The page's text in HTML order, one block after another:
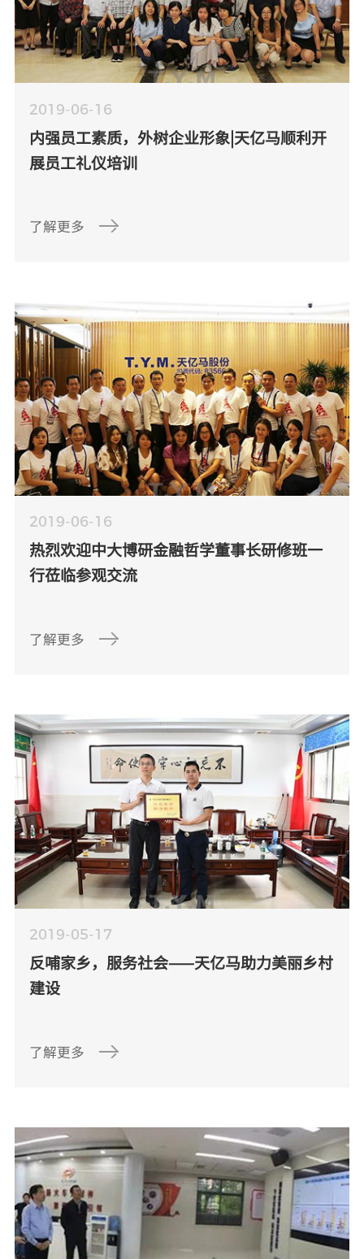
2019-06-16
内强员工素质，外树企业形象|天亿马顺利开
展员工礼仪培训
了解更多
2019-06-16
热烈欢迎中大博研金融哲学董事长研修班一
行莅临参观交流
了解更多
2019-05-17
反哺家乡，服务社会——天亿马助力美丽乡村
建设
了解更多